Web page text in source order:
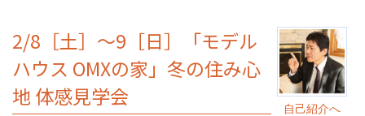
自己紹介へ
2/8［土］～9［日］「モデル
ハウス OMXの家」冬の住み心
地 体感見学会